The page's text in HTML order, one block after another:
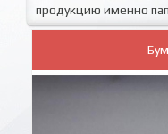
продукцию именно